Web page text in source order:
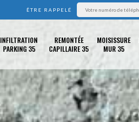
ÊTRE RAPPELÉ
INFILTRATION
PARKING 35
REMONTÉE
CAPILLAIRE 35
MOISISSURE
MUR 35